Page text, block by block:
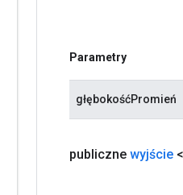
Parametry
głębokośćPromień
publiczne wyjście